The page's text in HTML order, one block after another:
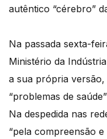
autêntico “cérebro”
Na passada sexta-
Ministério da
a sua própria
“problemas de
Na despedida nas
“pela compreensão